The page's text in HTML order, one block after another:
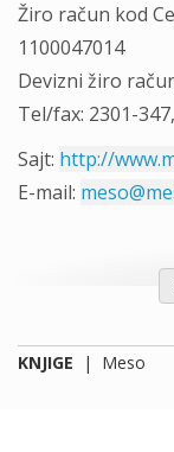
Žiro račun kod
1100047014
Devizni žiro
Tel/fax: 2301-
Sajt: http://
E-mail:
KNJIGE | Meso